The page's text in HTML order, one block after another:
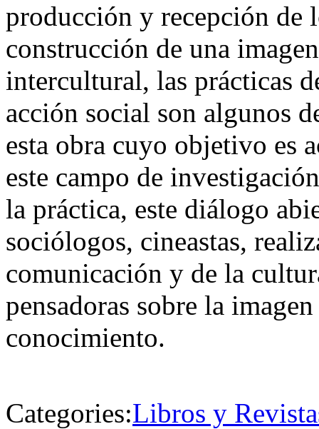
producción y recepción de
construcción de una
intercultural, las prácticas
acción social son algunos
esta obra cuyo objetivo es
este campo de
la práctica, este diálogo
sociólogos, cineastas,
comunicación y de la
pensadoras sobre la
conocimiento.
Categories:Libros y